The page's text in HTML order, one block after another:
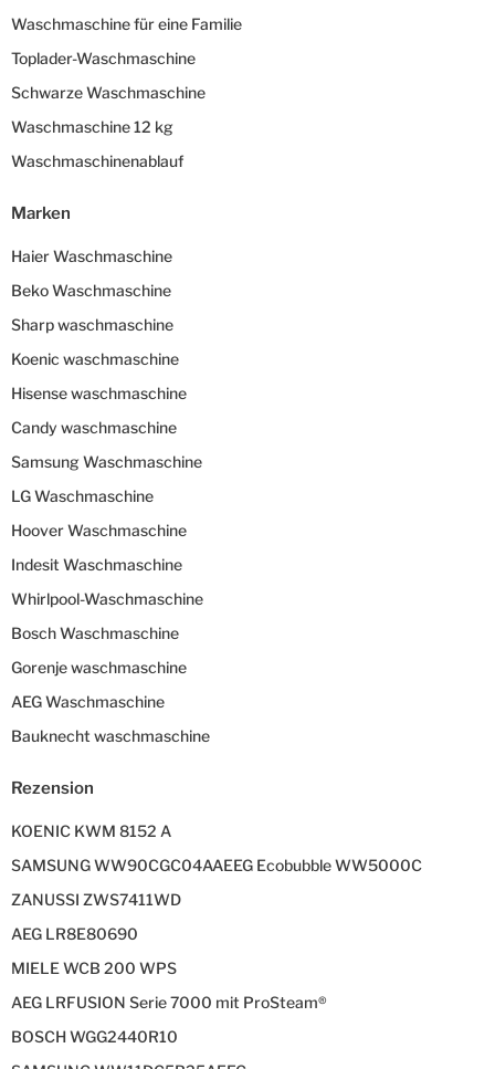
Waschmaschine für eine Familie
Toplader-Waschmaschine
Schwarze Waschmaschine
Waschmaschine 12 kg
Waschmaschinenablauf
Marken
Haier Waschmaschine
Beko Waschmaschine
Sharp waschmaschine
Koenic waschmaschine
Hisense waschmaschine
Candy waschmaschine
Samsung Waschmaschine
LG Waschmaschine
Hoover Waschmaschine
Indesit Waschmaschine
Whirlpool-Waschmaschine
Bosch Waschmaschine
Gorenje waschmaschine
AEG Waschmaschine
Bauknecht waschmaschine
Rezension
KOENIC KWM 8152 A
SAMSUNG WW90CGC04AAEEG Ecobubble WW5000C
ZANUSSI ZWS7411WD
AEG LR8E80690
MIELE WCB 200 WPS
AEG LRFUSION Serie 7000 mit ProSteam®
BOSCH WGG2440R10